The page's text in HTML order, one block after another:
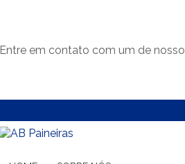
Entre em contato com um de